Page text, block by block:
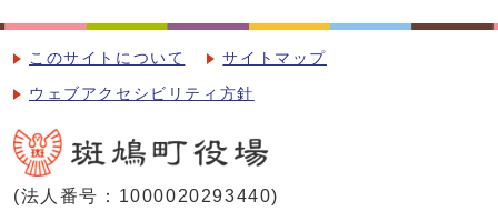
このサイトについて サイトマップ
ウェブアクセシビリティ方針
(法人番号：1000020293440)